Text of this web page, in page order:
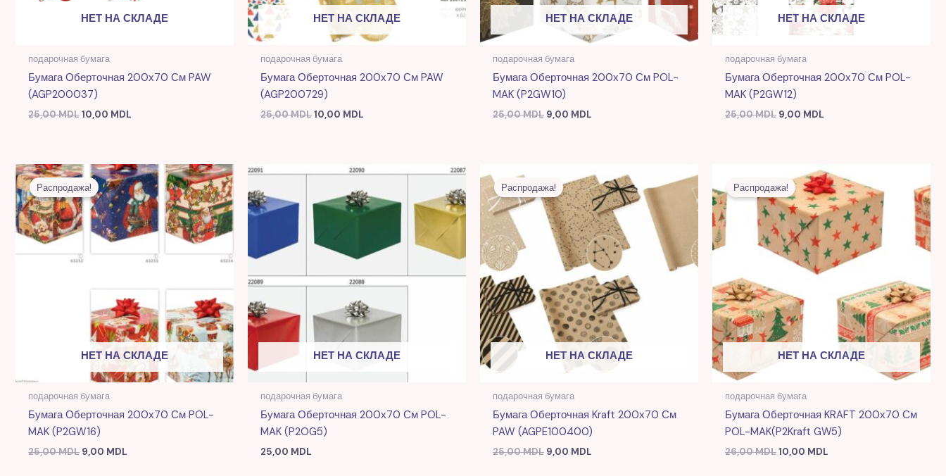
НЕТ НА СКЛАДЕ
подарочная бумага
Бумага Оберточная 200х70 См PAW
(AGP200037)
25,00MDL10,00 MDL
НЕТ НА СКЛАДЕ
подарочная бумага
Бумага Оберточная 200х70 См PAW
(AGP200729)
25,00MDL10,00 MDL
НЕТ НА СКЛАДЕ
подарочная бумага
Бумага Оберточная 200х70 См POL-
MAK (P2GW10)
25,00MDL 9,00 MDL
НЕТ НА СКЛАДЕ
подарочная бумага
Бумага Оберточная 200х70 См POL-
MAK (P2GW12)
25,00MDL 9,00 MDL
НЕТ НА СКЛАДЕ
Распродажа!
подарочная бумага
Бумага Оберточная 200х70 См POL-
MAK (P2GW16)
25,00MDL
Первоначальная
цена
составляла
25,00 MDL.
9,00 MDL
Текущая
цена:
9,00 MDL.
НЕТ НА СКЛАДЕ
подарочная бумага
Бумага Оберточная 200х70 См POL-
MAK (P2OG5)
25,00 MDL
НЕТ НА СКЛАДЕ
Распродажа!
подарочная бумага
Бумага Оберточная Kraft 200х70 См
PAW (AGPE100400)
25,00MDL
цена
составляла
25,00 MDL.
9,00 MDL
цена:
9,00 MDL.
НЕТ НА СКЛАДЕ
Распродажа!
подарочная бумага
Бумага Оберточная KRAFT 200х70 См
POL-MAK(P2Kraft GW5)
26,00MDL
Первоначальная
цена
составляла
26,00 MDL.
10,00 MDL
Текущая
цена:
10,00 MDL.